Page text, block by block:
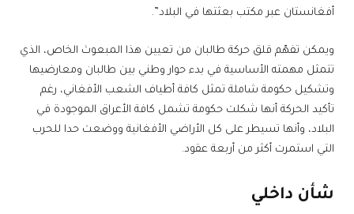
أفغانستان عبر مكتب بعثتها في البلاد”.
ويمكن تفهّم قلق حركة طالبان من تعيين هذا المبعوث الخاص، الذي
تتمثل مهمته الأساسية في بدء حوار وطني بين طالبان ومعارضيها
وتشكيل حكومة شاملة تمثل كافة أطياف الشعب الأفغاني، رغم
تأكيد الحركة أنها شكلت حكومة تشمل كافة الأعراق الموجودة في
البلاد، وأنها تسيطر على كل الأراضي الأفغانية ووضعت حدا للحرب
التي استمرت أكثر من أربعة عقود.
شأن داخلي